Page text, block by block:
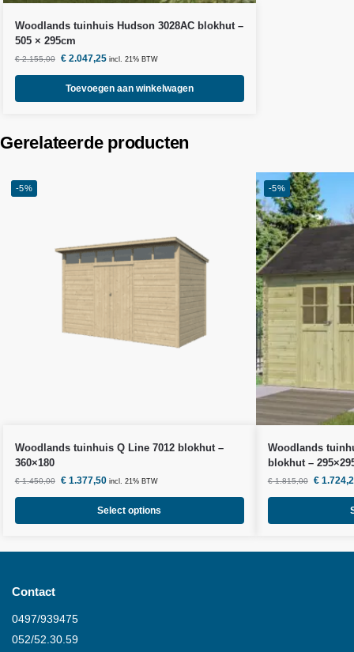
Woodlandstuinhuis Hudson 3028AC blokhut –
505 × 295cm
€2.155,00 €2.047,25 incl. 21% BTW
Toevoegen aan winkelwagen
Gerelateerde producten
-5%
Woodlandstuinhuis Q Line 7012 blokhut –
360×180
€1.450,00 €1.377,50 incl. 21% BTW
Select options
-5%
Woodlands
blokhut –
€1.815,00 €
Contact
0497/939475
052/52.30.59